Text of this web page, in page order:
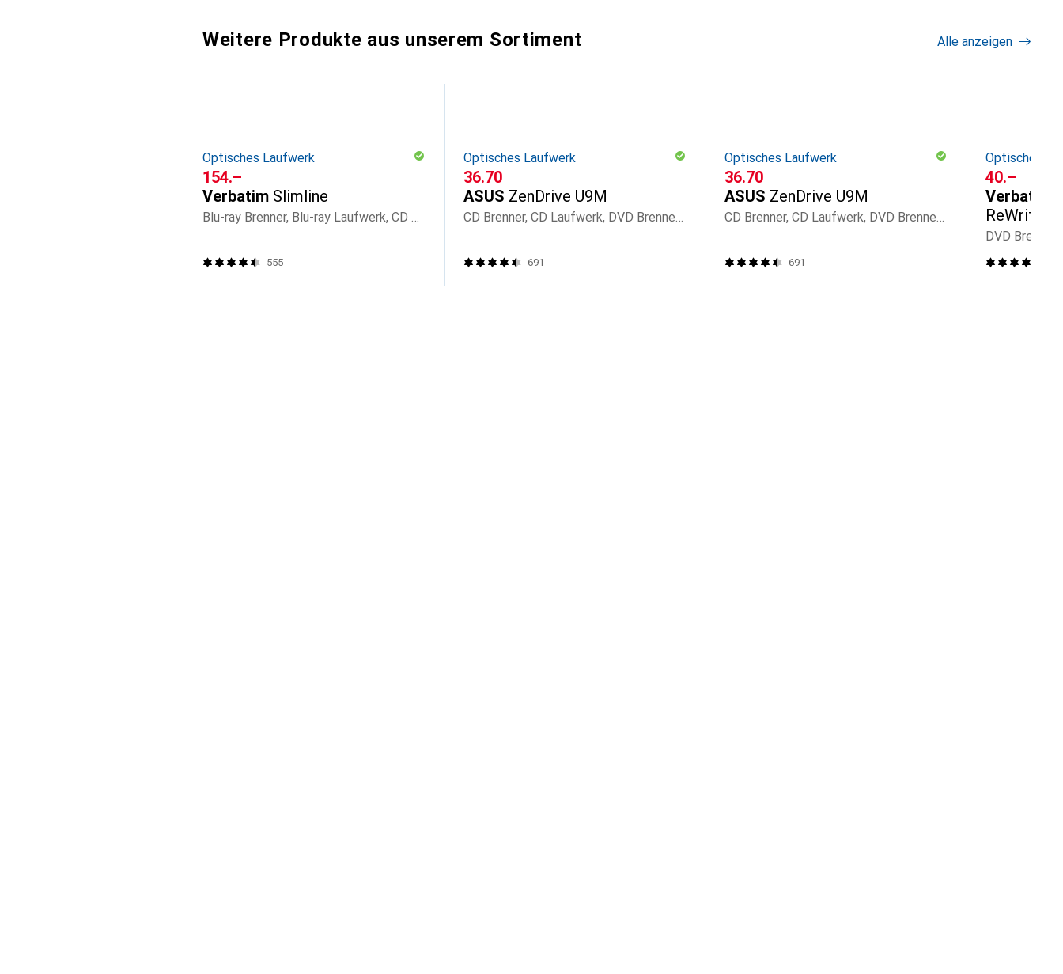
Weitere Produkte aus unserem Sortiment Alle anzeigen
Optisches Laufwerk
CHF
154.–
Verbatim Slimline
Blu-ray Brenner, Blu-ray Laufwerk, CD Brenner, CD Laufwerk, DVD Brenner, DVD Laufwerk
555
Optisches Laufwerk
CHF
36.70
ASUS ZenDrive U9M
CD Brenner, CD Laufwerk, DVD Brenner, DVD Laufwerk
691
Optisches Laufwerk
CHF
36.70
ASUS ZenDrive U9M
CD Brenner, CD Laufwerk, DVD Brenner, DVD Laufwerk
691
Optisches
CHF
40.–
Verbatim
ReWriter
DVD Brenner